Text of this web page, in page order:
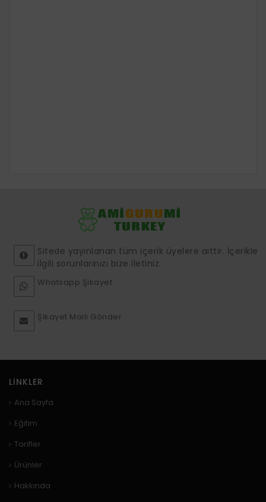
Sitede yayınlanan tüm içerik üyelere aittir. İçerikle
ilgili sorunlarınızı bize iletiniz.
Whatsapp Şikayet
Şikayet Maili Gönder
LINKLER
Ana Sayfa
Eğitim
Tarifler
Ürünler
Hakkında